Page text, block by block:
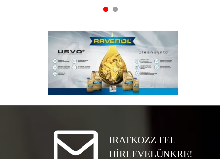
IRATKOZZ FEL
HÍRLEVELÜNKRE!